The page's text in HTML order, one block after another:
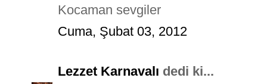
Kocaman sevgiler
Cuma, Şubat 03, 2012
Lezzet Karnavalı dedi ki...